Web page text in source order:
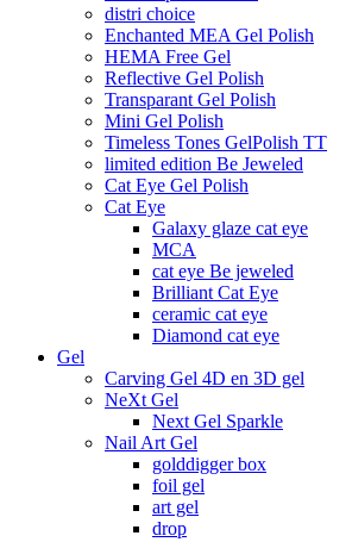
distri choice
Enchanted MEA Gel Polish
HEMA Free Gel
Reflective Gel Polish
Transparant Gel Polish
Mini Gel Polish
Timeless Tones GelPolish TT
limited edition Be Jeweled
Cat Eye Gel Polish
Cat Eye
Galaxy glaze cat eye
MCA
cat eye Be jeweled
Brilliant Cat Eye
ceramic cat eye
Diamond cat eye
Gel
Carving Gel 4D en 3D gel
NeXt Gel
Next Gel Sparkle
Nail Art Gel
golddigger box
foil gel
art gel
drop